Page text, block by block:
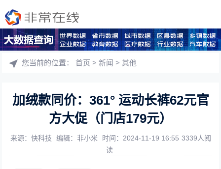
您当前的位置：首页 >新闻 >其他
加绒款同价：361° 运动长裤62元官
方大促（门店179元）
来源：快科技 编辑：非小米 时间：2024-11-19 16:55 3339人阅
读